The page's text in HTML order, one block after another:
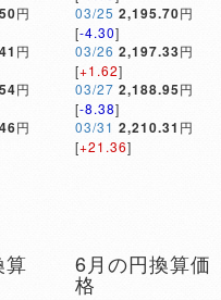
円
円
円
円
03/25 2,195.70円
[-4.30]
03/26 2,197.33円
[+1.62]
03/27 2,188.95円
[-8.38]
03/31 2,210.31 円
[+21.36]
算 6月の円換算価
格